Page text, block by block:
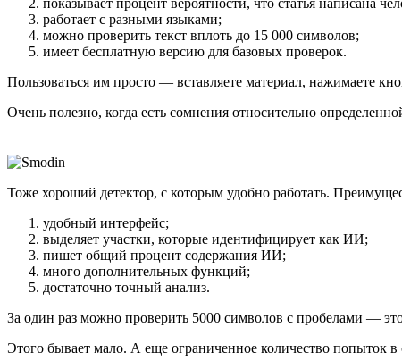
работает с разными языками;
можно проверить текст вплоть до 15 000 символов;
имеет бесплатную версию для базовых проверок.
Пользоваться им просто — вставляете материал, нажимаете
Очень полезно, когда есть сомнения относительно
Тоже хороший детектор, с которым удобно работать.
удобный интерфейс;
выделяет участки, которые идентифицирует как ИИ;
пишет общий процент содержания ИИ;
много дополнительных функций;
достаточно точный анализ.
За один раз можно проверить 5000 символов с пробелами —
Этого бывает мало. А еще ограниченное количество попыток в